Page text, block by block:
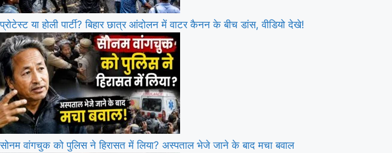
प्रोटेस्ट या होली पार्टी? बिहार छात्र आंदोलन में वाटर कैनन के बीच डांस, वीडियो देखे!
सोनम वांगचुक को पुलिस ने हिरासत में लिया? अस्पताल भेजे जाने के बाद मचा बवाल